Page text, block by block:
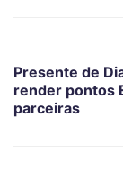
Presente de
render pontos
parceiras